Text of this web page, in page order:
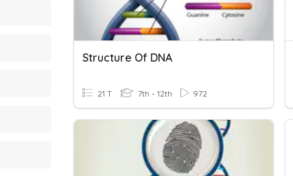
Structure Of DNA
21 T 7th - 12th 972